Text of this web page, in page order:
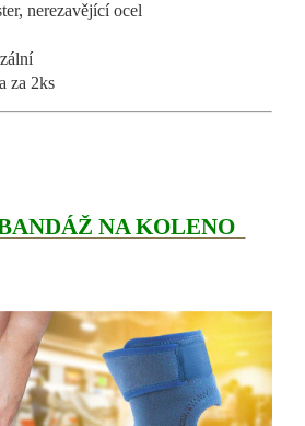
nerezavějící ocel
za 2ks
NA KOLENO